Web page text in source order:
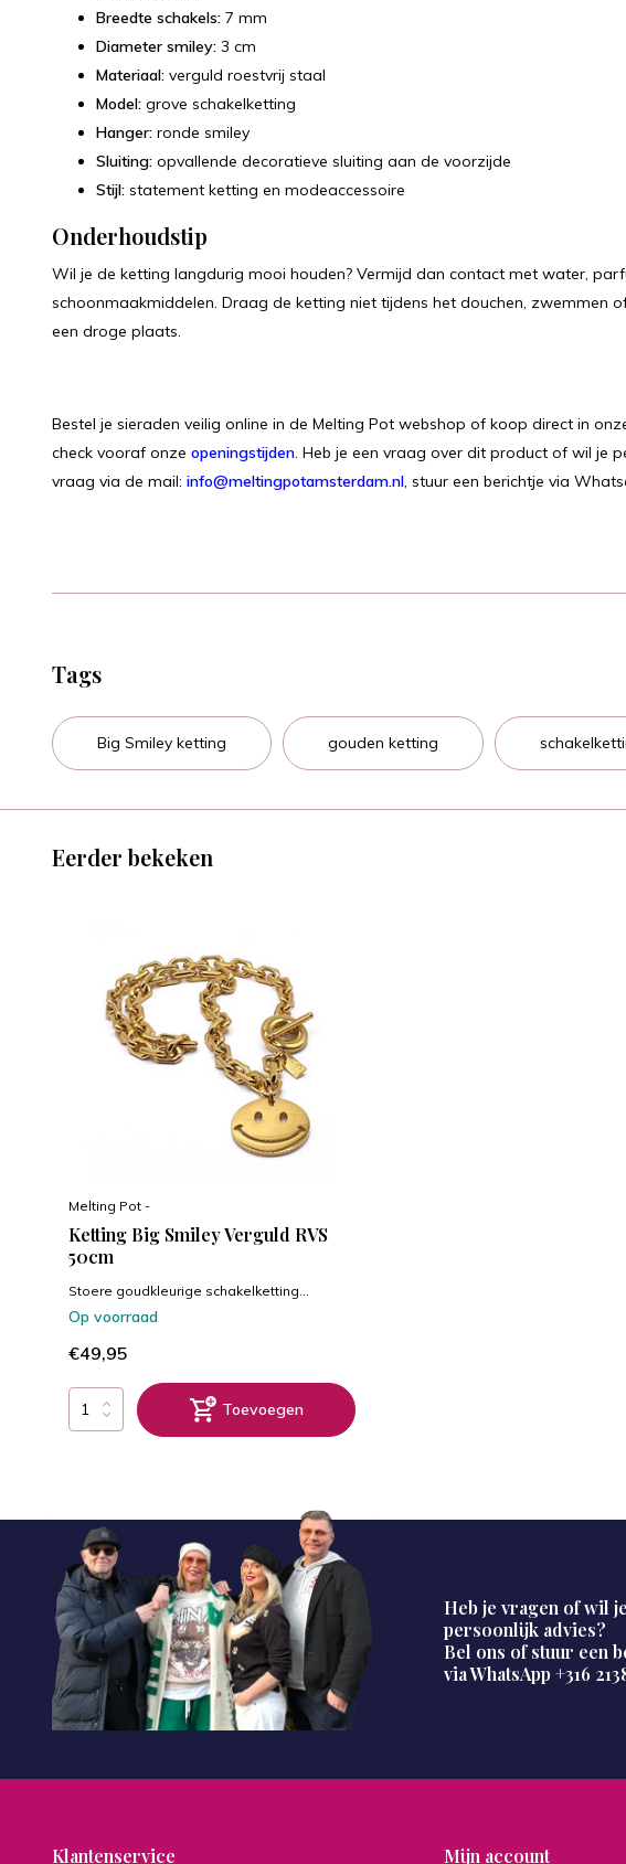
Breedte schakels: 7 mm
Diameter smiley: 3 cm
Materiaal: verguld roestvrij staal
Model: grove schakelketting
Hanger: ronde smiley
Sluiting: opvallende decoratieve sluiting aan de voorzijde
Stijl: statement ketting en modeaccessoire
Onderhoudstip
Wil je de ketting langdurig mooi houden? Vermijd dan contact met water,
schoonmaakmiddelen. Draag de ketting niet tijdens het douchen, zwemmen
een droge plaats.
Bestel je sieraden veilig online in de Melting Pot webshop of koop direct in
check vooraf onze openingstijden. Heb je een vraag over dit product of wil je
vraag via de mail: info@meltingpotamsterdam.nl, stuur een berichtje via
Tags
Big Smiley ketting gouden ketting
Eerder bekeken
Melting Pot -
Ketting Big Smiley Verguld RVS
50cm
Stoere goudkleurige schakelketting...
Op voorraad
€49,95
Toevoegen
Heb je vragen of wil je
persoonlijk advies?
Bel ons of stuur een
via WhatsApp +316
Klantenservice Mijn account